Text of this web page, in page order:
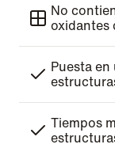
No
oxidantes
Puesta
Tiempos